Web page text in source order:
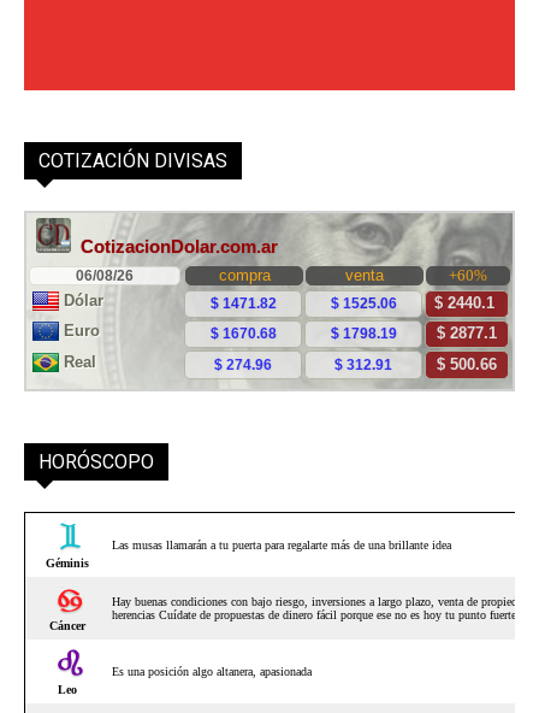
COTIZACIÓN DIVISAS
HORÓSCOPO